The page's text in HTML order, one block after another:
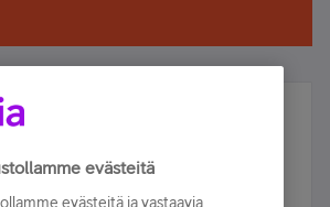
– osallistu ja voita!
ja olet mukana arvonnassa.
evästeitä
evästeitä ja vastaavia